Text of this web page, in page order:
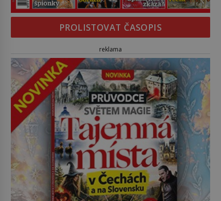
PROLISTOVAT ČASOPIS
reklama